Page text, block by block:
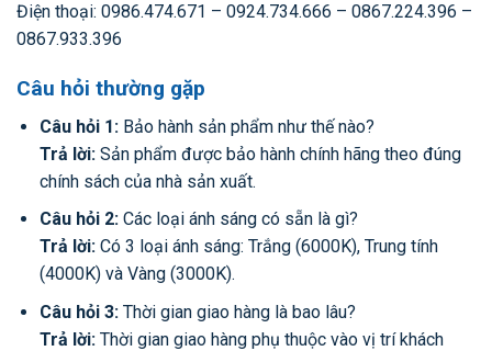
Điện thoại: 0986.474.671 – 0924.734.666 – 0867.224.396 –
0867.933.396
Câu hỏi thường gặp
Câu hỏi 1:Bảo hành sản phẩm như thế nào?
Trả lời:Sản phẩm được bảo hành chính hãng theo đúng
chính sách của nhà sản xuất.
Câu hỏi 2:Các loại ánh sáng có sẵn là gì?
Trả lời:Có 3 loại ánh sáng: Trắng (6000K), Trung tính
(4000K) và Vàng (3000K).
Câu hỏi 3:Thời gian giao hàng là bao lâu?
Trả lời:Thời gian giao hàng phụ thuộc vào vị trí khách